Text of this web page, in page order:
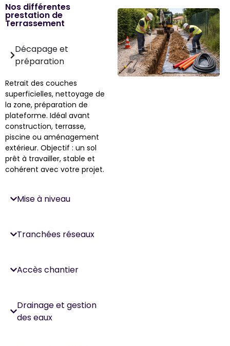
Nos différentes
prestation de
Terrassement
Décapage et
préparation
Retrait des couches
superficielles, nettoyage de
la zone, préparation de
plateforme. Idéal avant
construction, terrasse,
piscine ou aménagement
extérieur. Objectif : un sol
prêt à travailler, stable et
cohérent avec votre projet.
Mise à niveau
Tranchées réseaux
Accès chantier
Drainage et gestion
des eaux